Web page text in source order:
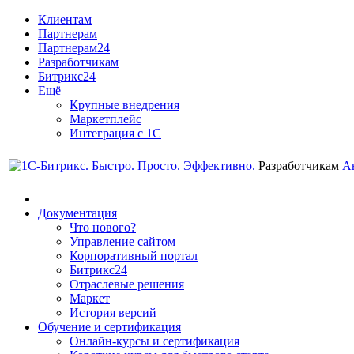
Клиентам
Партнерам
Партнерам24
Разработчикам
Битрикс24
Ещё
Крупные внедрения
Маркетплейс
Интеграция с 1С
Разработчикам
Документация
Что нового?
Управление сайтом
Корпоративный портал
Битрикс24
Отраслевые решения
Маркет
История версий
Обучение и сертификация
Онлайн-курсы и сертификация